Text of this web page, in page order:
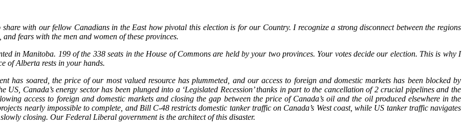
with our fellow Canadians in the East how pivotal this election is for our Country. I recognize a strong disconnect between the regions
fears with the men and women of these provinces.
in Manitoba. 199 of the 338 seats in the House of Commons are held by your two provinces. Your votes decide our election. This is why I
of Alberta rests in your hands.
has soared, the price of our most valued resource has plummeted, and our access to foreign and domestic markets has been blocked by
Canada’s energy sector has been plunged into a ‘Legislated Recession’ thanks in part to the cancellation of 2 crucial pipelines and the
access to foreign and domestic markets and closing the gap between the price of Canada’s oil and the oil produced elsewhere in the
nearly impossible to complete, and Bill C-48 restricts domestic tanker traffic on Canada’s West coast, while US tanker traffic navigates
closing. Our Federal Liberal government is the architect of this disaster.